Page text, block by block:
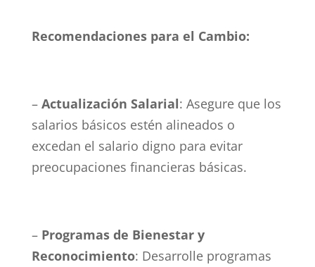
Recomendaciones para el Cambio:
– Actualización Salarial: Asegure que los
salarios básicos estén alineados o
excedan el salario digno para evitar
preocupaciones financieras básicas.
– Programas de Bienestar y
Reconocimiento: Desarrolle programas